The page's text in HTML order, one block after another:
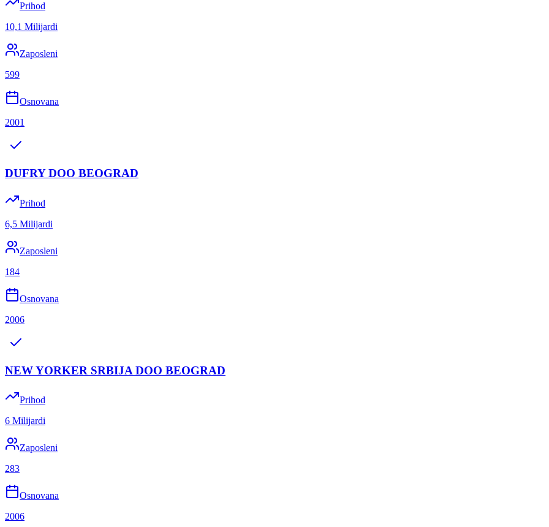
Prihod
10,1 Milijardi
Zaposleni
599
Osnovana
2001
DUFRY DOO BEOGRAD
Prihod
6,5 Milijardi
Zaposleni
184
Osnovana
2006
NEW YORKER SRBIJA DOO BEOGRAD
Prihod
6 Milijardi
Zaposleni
283
Osnovana
2006